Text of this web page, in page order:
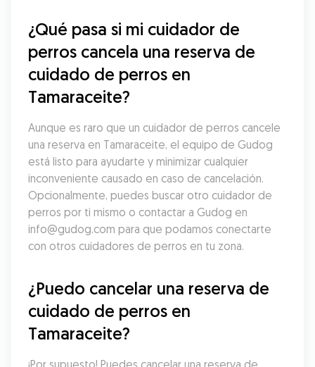
¿Qué pasa si mi cuidador de
perros cancela una reserva de
cuidado de perros en
Tamaraceite?
Aunque es raro que un cuidador de perros cancele
una reserva en Tamaraceite, el equipo de Gudog
está listo para ayudarte y minimizar cualquier
inconveniente causado en caso de cancelación.
Opcionalmente, puedes buscar otro cuidador de
perros por ti mismo o contactar a Gudog en
info@gudog.com para que podamos conectarte
con otros cuidadores de perros en tu zona.
¿Puedo cancelar una reserva de
cuidado de perros en
Tamaraceite?
¡Por supuesto! Puedes cancelar una reserva de